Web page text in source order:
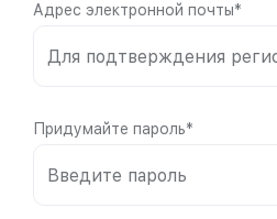
Адрес электронной почты*
Придумайте пароль*